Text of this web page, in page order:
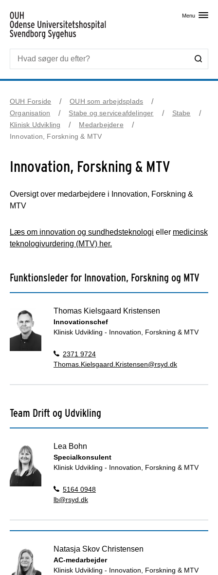
Menu
OUH Forside
OUH som arbejdsplads
Organisation
Stabe og serviceafdelinger
Stabe
Klinisk Udvikling
Medarbejdere
Innovation, Forskning & MTV
Innovation, Forskning & MTV
Oversigt over medarbejdere i Innovation, Forskning &
MTV
Læs om innovation og sundhedsteknologi eller medicinsk
teknologivurdering (MTV) her.
Funktionsleder for Innovation, Forskning og MTV
Thomas Kielsgaard Kristensen
Innovationschef
Klinisk Udvikling - Innovation, Forskning & MTV
2371 9724
Thomas.Kielsgaard.Kristensen@rsyd.dk
Team Drift og Udvikling
Lea Bohn
Specialkonsulent
Klinisk Udvikling - Innovation, Forskning & MTV
5164 0948
lb@rsyd.dk
Natasja Skov Christensen
AC-medarbejder
Klinisk Udvikling - Innovation, Forskning & MTV